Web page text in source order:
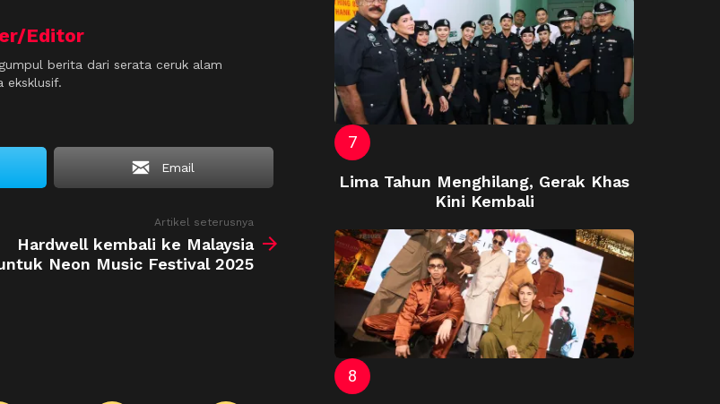
Editor
berita dari serata ceruk alam
eksklusif.
Email
Artikel seterusnya
Hardwell kembali ke Malaysia
Neon Music Festival 2025
Lima Tahun Menghilang, Gerak Khas
Kini Kembali